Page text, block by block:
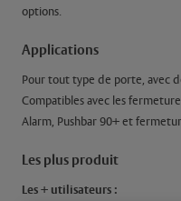
options.
Applications
Pour tout type de porte, avec
Compatibles avec les
Alarm, Pushbar 90+ et
Les plus produit
Les + utilisateurs :